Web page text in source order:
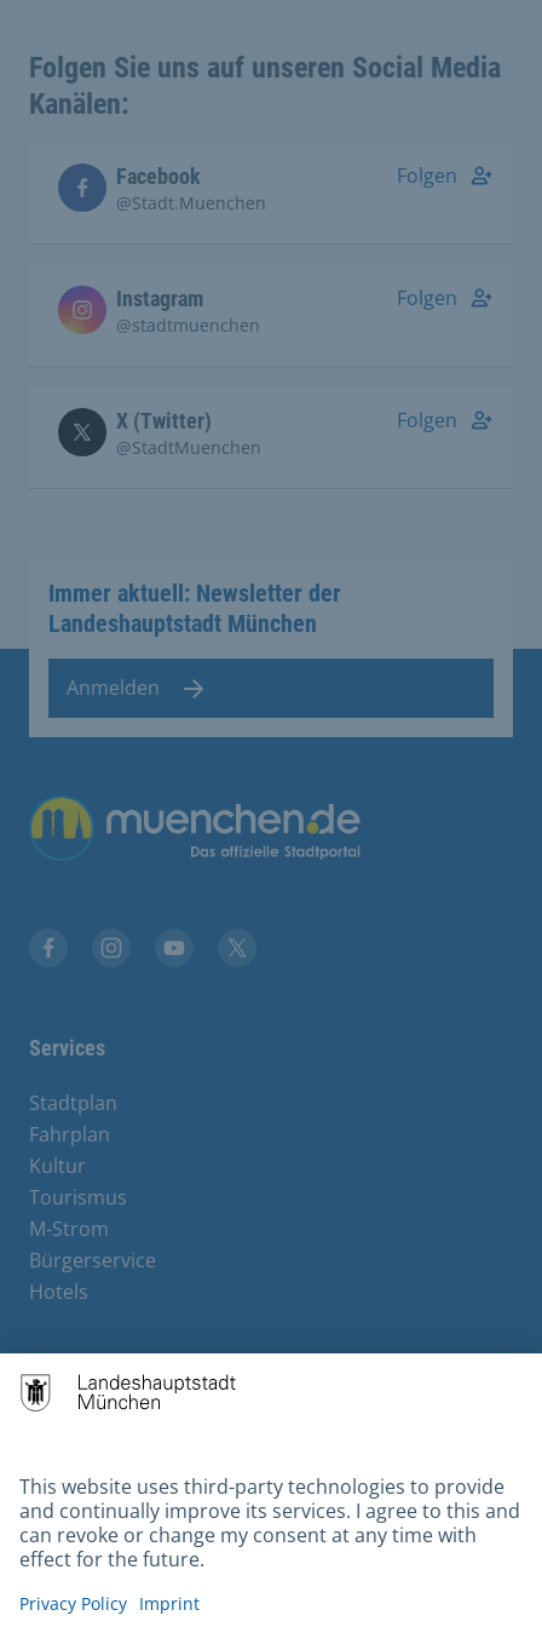
Folgen Sie uns auf unseren Social Media
Kanälen:
Facebook
@Stadt.Muenchen
Folgen
Instagram
@stadtmuenchen
Folgen
X (Twitter)
@StadtMuenchen
Folgen
Immer aktuell: Newsletter der
Landeshauptstadt München
Anmelden
Übergreifende Links
Services
Stadtplan
Fahrplan
Kultur
Tourismus
M-Strom
Bürgerservice
Hotels
Contact
Gebärdensprache
Datenschutz
Kontakt